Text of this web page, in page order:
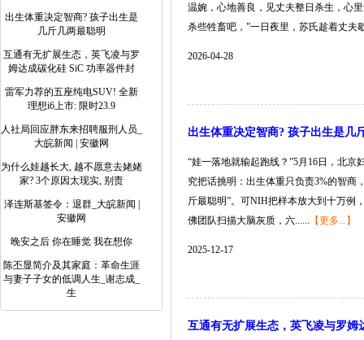
出生体重决定智商? 孩子出生是
几斤几两最聪明
互通有无扩展生态，英飞凌与罗
姆达成碳化硅 SiC 功率器件封
雷军力荐的五座纯电SUV! 全新
理想i6上市: 限时23.9
人社局回应胖东来招聘服刑人员_
大皖新闻 | 安徽网
为什么娃越长大, 越不愿意去姥姥
家? 3个原因太现实, 别责
泽连斯基签令：退群_大皖新闻 |
安徽网
晚安之后 你在睡觉 我在想你
陈丕显简介及其家庭：革命生涯
与妻子子女的低调人生_谢志成_
生
温婉，心地善良，见丈夫整日杀生，心
杀些牲畜吧，”一日夜里，苏氏趁着丈夫
2026-04-28
出生体重决定智商? 孩子出生是几
“娃一落地就输起跑线？”5月16日，北
究把话挑明：出生体重只负责3%的智商
斤最聪明”。可NIH把样本放大到十万例
佛团队扫描大脑灰质，六...... 【更多...】
2025-12-17
互通有无扩展生态，英飞凌与罗